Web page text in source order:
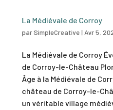
La Médiévale de Corroy
parSimpleCreative | Avr 5,
La Médiévale de Corroy
de Corroy-le-Château
Âge à la Médiévale de
château de Corroy-le-
un véritable village